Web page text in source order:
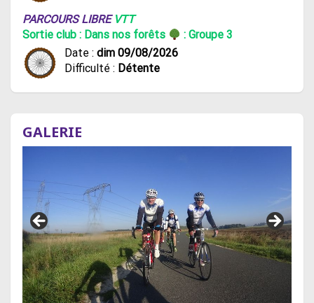
PARCOURS LIBRE VTT
Sortie club : Dans nos forêts
: Groupe 3
Date : dim 09/08/2026
Difficulté : Détente
GALERIE